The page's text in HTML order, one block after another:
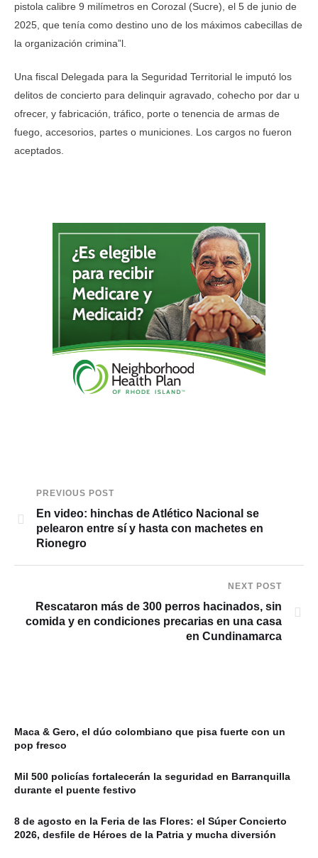
pistola calibre 9 milímetros en Corozal (Sucre), el 5 de junio de
2025, que tenía como destino uno de los máximos cabecillas de
la organización crimina”l.
Una fiscal Delegada para la Seguridad Territorial le imputó los
delitos de concierto para delinquir agravado, cohecho por dar u
ofrecer, y fabricación, tráfico, porte o tenencia de armas de
fuego, accesorios, partes o municiones. Los cargos no fueron
aceptados.
PREVIOUS POST
En video: hinchas de Atlético Nacional se
pelearon entre sí y hasta con machetes en
Rionegro
NEXT POST
Rescataron más de 300 perros hacinados, sin
comida y en condiciones precarias en una casa
en Cundinamarca
Maca & Gero, el dúo colombiano que pisa fuerte con un
pop fresco
Mil 500 policías fortalecerán la seguridad en Barranquilla
durante el puente festivo
8 de agosto en la Feria de las Flores: el Súper Concierto
2026, desfile de Héroes de la Patria y mucha diversión